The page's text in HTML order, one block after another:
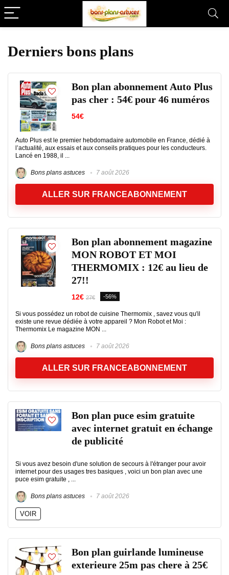
Derniers bons plans
Bon plan abonnement Auto Plus
pas cher : 54€ pour 46 numéros
54€
Auto Plus est le premier hebdomadaire automobile en France, dédié à
l’actualité, aux essais et aux conseils pratiques pour les conducteurs.
Lancé en 1988, il ...
Bons plans astuces 7 août 2026
ALLER SUR FRANCEABONNEMENT
Bon plan abonnement magazine
MON ROBOT ET MOI
THERMOMIX : 12€ au lieu de
27!!
12€ 27€ -56%
Si vous possédez un robot de cuisine Thermomix , savez vous qu'il
existe une revue dédiée à votre appareil ? Mon Robot et Moi :
Thermomix Le magazine MON ...
Bons plans astuces 7 août 2026
ALLER SUR FRANCEABONNEMENT
Bon plan puce esim gratuite
avec internet gratuit en échange
de publicité
Si vous avez besoin d'une solution de secours à l'étranger pour avoir
internet pour des usages tres basiques , voici un bon plan avec une
puce esim gratuite , ...
Bons plans astuces 7 août 2026
VOIR
Bon plan guirlande lumineuse
exterieure 25m pas chere à 25€